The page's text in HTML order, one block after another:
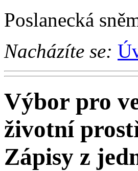
Poslanecká
Nacházíte se:
Výbor pro
životní
Zápisy z